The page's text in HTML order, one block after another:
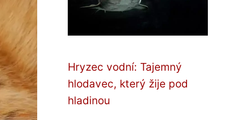
Hryzec vodní: Tajemný
hlodavec, který žije pod
hladinou